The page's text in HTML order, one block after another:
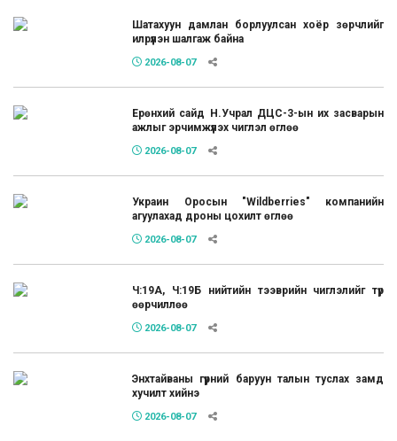
Шатахуун дамлан борлуулсан хоёр зөрчлийг
илрүүлэн шалгаж байна
2026-08-07
Ерөнхий сайд Н.Учрал ДЦС-3-ын их засварын
ажлыг эрчимжүүлэх чиглэл өглөө
2026-08-07
Украин Оросын "Wildberries" компанийн
агуулахад дроны цохилт өглөө
2026-08-07
Ч:19А, Ч:19Б нийтийн тээврийн чиглэлийг түр
өөрчиллөө
2026-08-07
Энхтайваны гүүрний баруун талын туслах замд
хучилт хийнэ
2026-08-07